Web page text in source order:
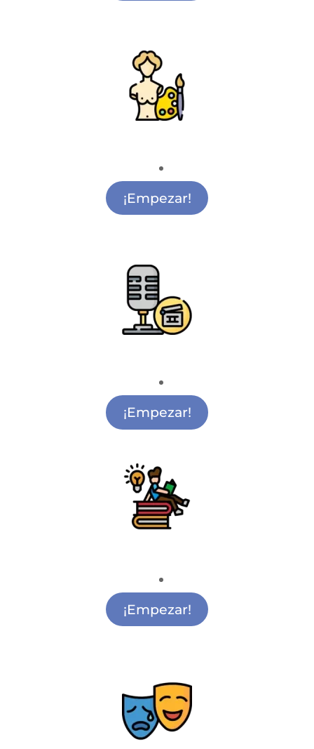
Actividades de Pintura Infantil Argüelles
¡Empezar!
Academia de Cine Argüelles
¡Empezar!
Apoyo Escolar Sol
¡Empezar!